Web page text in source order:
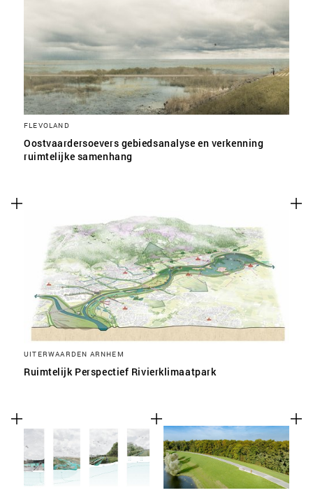
FLEVOLAND
Oostvaardersoevers gebiedsanalyse en verkenning
ruimtelijke samenhang
UITERWAARDEN ARNHEM
Ruimtelijk Perspectief Rivierklimaatpark